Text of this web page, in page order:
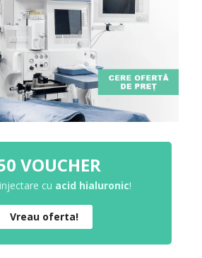
VOUCHER
cu acid hialuronic!
Vreau oferta!